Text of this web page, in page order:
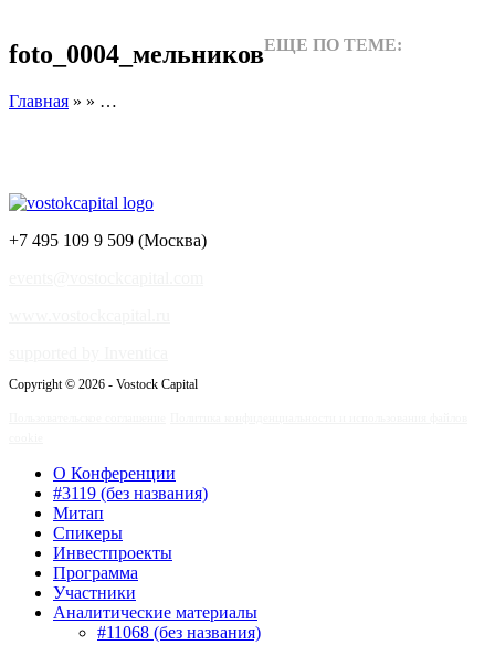
foto_0004_мельников
Главная » » …
ЕЩЕ ПО ТЕМЕ:
+7 495 109 9 509 (Москва)
Copyright © 2026 - Vostock Capital
О Конференции
#3119 (без названия)
Митап
Спикеры
Инвестпроекты
Программа
Участники
Аналитические материалы
#11068 (без названия)